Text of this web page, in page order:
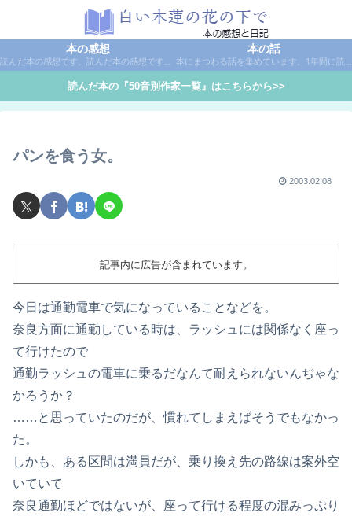
本の感想
読んだ本の感想です。読んだ本の感想です。本は作家名で50音別に分類しています。
本の話
本にまつわる話を集めています。1年間に読んだ本の総括や、本に関する話題など。
読んだ本の『50音別作家一覧』はこちらから>>
パンを食う女。
2003.02.08
記事内に広告が含まれています。
今日は通勤電車で気になっていることなどを。
奈良方面に通勤している時は、ラッシュには関係なく座っ
て行けたので
通勤ラッシュの電車に乗るだなんて耐えられないんぢゃな
かろうか？
……と思っていたのだが、慣れてしまえばそうでもなかっ
た。
しかも、ある区間は満員だが、乗り換え先の路線は案外空
いていて
奈良通勤ほどではないが、座って行ける程度の混みっぷり